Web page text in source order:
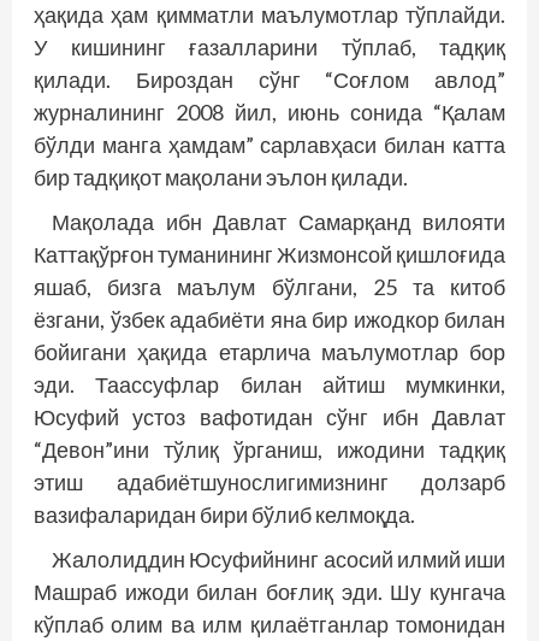
ҳақида ҳам қимматли маълумотлар тўплайди.
У кишининг ғазалларини тўплаб, тад­қиқ
қилади. Бироздан сўнг “Соғлом авлод”
журналининг 2008 йил, июнь сонида “Қалам
бўлди манга ҳамдам” сарлавҳаси билан катта
бир тадқиқот мақолани эълон қилади.
Мақолада ибн Давлат Самарқанд вилояти
Каттақўр­ғон туманининг Жизмонсой қишлоғида
яшаб, бизга маълум бўлгани, 25 та китоб
ёзгани, ўзбек адабиёти яна бир ижодкор билан
бойигани ҳақида етарлича маълумотлар бор
эди. Таассуфлар билан айтиш мумкинки,
Юсуфий устоз вафотидан сўнг ибн Давлат
“Девон”ини тўлиқ ўрганиш, ижодини тадқиқ
этиш адабиётшунослигимизнинг долзарб
вазифаларидан бири бўлиб келмоқда.
Жалолиддин Юсуфийнинг асосий илмий иши
Машраб ижоди билан боғлиқ эди. Шу кунгача
кўплаб олим ва илм қилаётганлар томонидан